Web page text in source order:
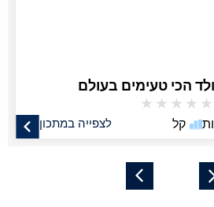
הכי טעימים בעולם
★
★
★
★
★
לצפייה במתכון קל